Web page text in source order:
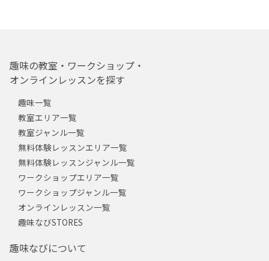
趣味の教室・ワークショップ・
オンラインレッスンを探す
趣味一覧
教室エリア一覧
教室ジャンル一覧
無料体験レッスンエリア一覧
無料体験レッスンジャンル一覧
ワークショップエリア一覧
ワークショップジャンル一覧
オンラインレッスン一覧
趣味なびSTORES
趣味なびについて